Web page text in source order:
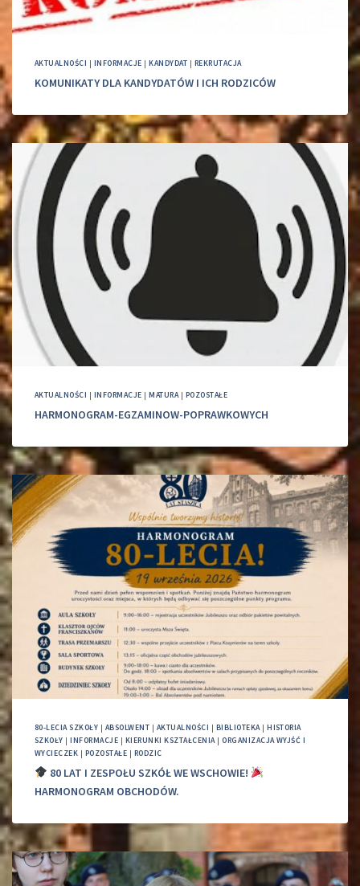
AKTUALNOŚCI | INFORMACJE |KANDYDAT | REKRUTACJA
KOMUNIKATY DLA KANDYDATÓW I ICH RODZICÓW
AKTUALNOŚCI | INFORMACJE |MATURA| POZOSTAŁE
HARMONOGRAM-EGZAMINOW-POPRAWKOWYCH
80-LECIA SZKOŁY | ABSOLWENT | AKTUALNOŚCI | BIBLIOTEKA|HISTORIA
SZKOŁY |INFORMACJE | KIERUNKI KSZTAŁCENIA|ORGANIZACJA WYJŚĆ I
WYCIECZEK | POZOSTAŁE | RODZIC
80 LAT I ZESPOŁU SZKÓŁ WE WSCHOWIE!
HARMONOGRAM OBCHODÓW.